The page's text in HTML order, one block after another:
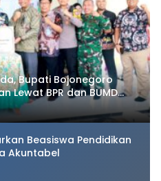
Bupati Bojonegoro
Lewat BPR dan BUMD
Beasiswa Pendidikan
Akuntabel